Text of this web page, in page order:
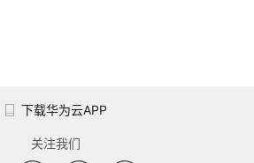
下载华为云APP
关注我们